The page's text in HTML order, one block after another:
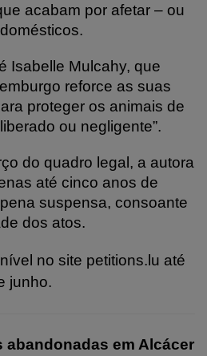
acabam por afetar – ou
Isabelle Mulcahy, que
reforce as suas
proteger os animais de
ou negligente”.
do quadro legal, a autora
até cinco anos de
suspensa, consoante
dos atos.
no site petitions.lu até
junho.
abandonadas em Alcácer